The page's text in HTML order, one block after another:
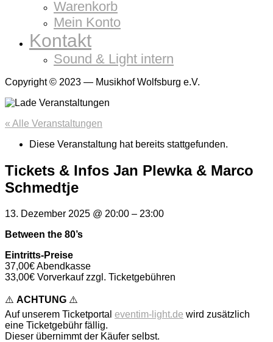
Warenkorb
Mein Konto
Kontakt
Sound & Light intern
Copyright © 2023 — Musikhof Wolfsburg e.V.
« Alle Veranstaltungen
Diese Veranstaltung hat bereits stattgefunden.
Tickets & Infos Jan Plewka & Marco
Schmedtje
13. Dezember 2025 @ 20:00 – 23:00
Between the 80’s
Eintritts-Preise
37,00€ Abendkasse
33,00€ Vorverkauf zzgl. Ticketgebühren
⚠️ ACHTUNG ⚠️
Auf unserem Ticketportal eventim-light.de wird zusätzlich
eine Ticketgebühr fällig.
Dieser übernimmt der Käufer selbst.